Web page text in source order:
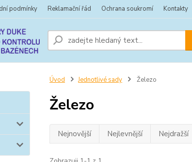
podmínky Reklamační řád Ochrana soukromí Kontakty
Úvod Jednotlivé sady Železo
Železo
Nejnovější Nejlevnější Nejdražší